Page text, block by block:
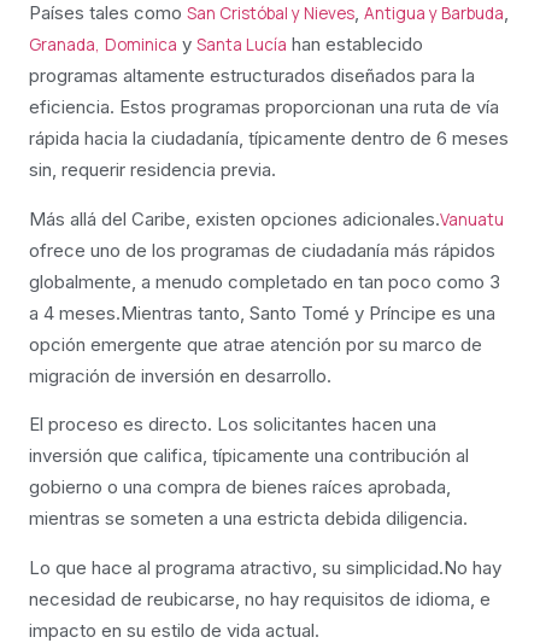
Países tales como San Cristóbal y Nieves, Antigua y Barbuda,
Granada, Dominica y Santa Lucía han establecido
programas altamente estructurados diseñados para la
eficiencia. Estos programas proporcionan una ruta de vía
rápida hacia la ciudadanía, típicamente dentro de 6 meses
sin, requerir residencia previa.
Más allá del Caribe, existen opciones adicionales.Vanuatu
ofrece uno de los programas de ciudadanía más rápidos
globalmente, a menudo completado en tan poco como 3
a 4 meses.Mientras tanto, Santo Tomé y Príncipe es una
opción emergente que atrae atención por su marco de
migración de inversión en desarrollo.
El proceso es directo. Los solicitantes hacen una
inversión que califica, típicamente una contribución al
gobierno o una compra de bienes raíces aprobada,
mientras se someten a una estricta debida diligencia.
Lo que hace al programa atractivo, su simplicidad.No hay
necesidad de reubicarse, no hay requisitos de idioma, e
impacto en su estilo de vida actual.